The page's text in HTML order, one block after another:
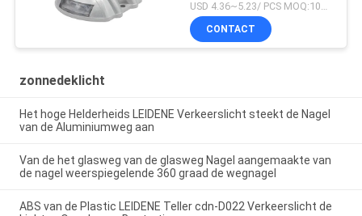
CONTACT
zonnedeklicht
Het hoge Helderheids LEIDENE Verkeerslicht steekt de Nagel
van de Aluminiumweg aan
Van de het glasweg van de glasweg Nagel aangemaakte van
de nagel weerspiegelende 360 graad de wegnagel
ABS van de Plastic LEIDENE Teller cdn-D022 Verkeerslicht de